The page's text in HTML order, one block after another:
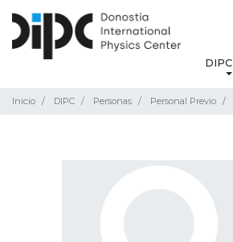
DIPC
Inicio DIPC Personas Personal Previo